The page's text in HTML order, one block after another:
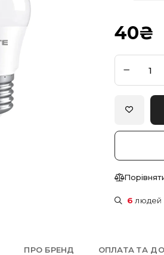
40₴
6 людей
ПРО БРЕНД ОПЛАТА ТА